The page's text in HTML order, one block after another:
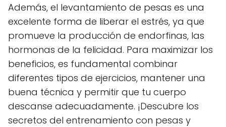
Además, el levantamiento de pesas es una
excelente forma de liberar el estrés, ya que
promueve la producción de endorfinas, las
hormonas de la felicidad. Para maximizar los
beneficios, es fundamental combinar
diferentes tipos de ejercicios, mantener una
buena técnica y permitir que tu cuerpo
descanse adecuadamente. ¡Descubre los
secretos del entrenamiento con pesas y